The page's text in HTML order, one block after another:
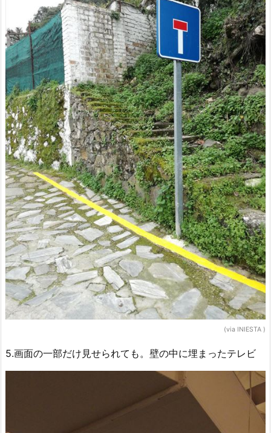
(via INIESTA‏ )
5.画面の一部だけ見せられても。壁の中に埋まったテレビ